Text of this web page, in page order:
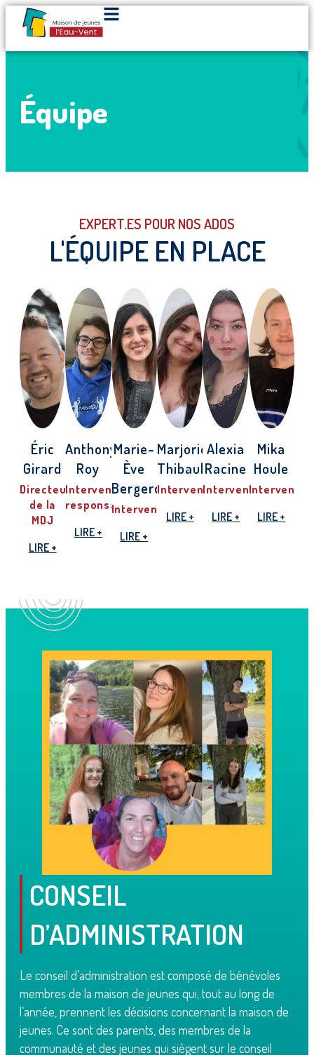
Équipe
EXPERT.ES POUR NOS ADOS
L'ÉQUIPE EN PLACE
Éric
Girard
Directeur
de la
MDJ
LIRE +
Anthony
Roy
Intervenant
responsable
LIRE +
Marie-
Ève
Bergeron
Intervenante
LIRE +
Marjorie
Thibault
Intervenante
LIRE +
Alexia
Racine
Intervenante
LIRE +
Mika
Houle
Intervenant
LIRE +
CONSEIL
D’ADMINISTRATION
Le conseil d’administration est composé de bénévoles
membres de la maison de jeunes qui, tout au long de
l’année, prennent les décisions concernant la maison de
jeunes. Ce sont des parents, des membres de la
communauté et des jeunes qui siègent sur le conseil